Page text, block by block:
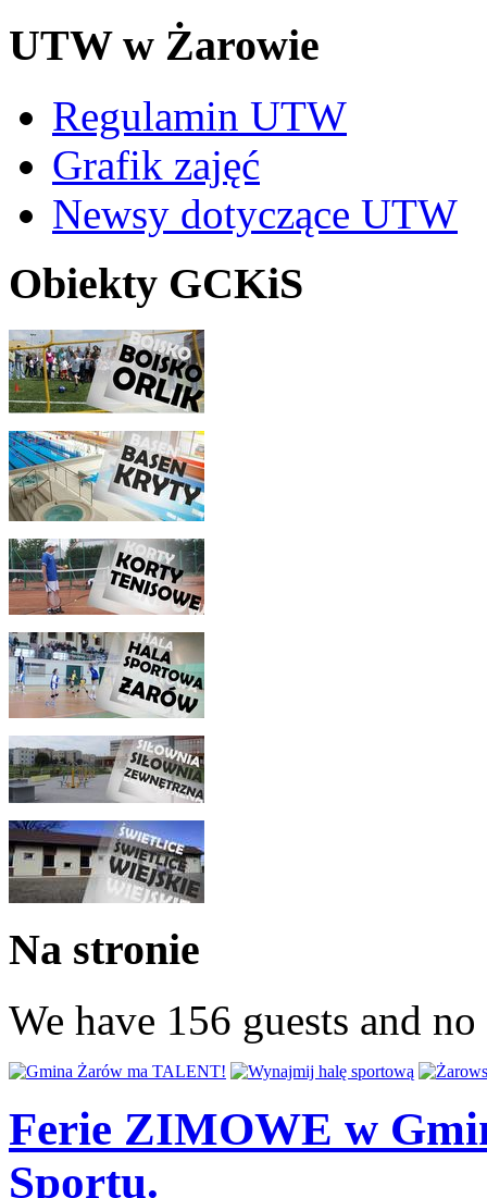
UTW w Żarowie
Regulamin UTW
Grafik zajęć
Newsy dotyczące UTW
Obiekty GCKiS
Na stronie
We have 156 guests and
Ferie ZIMOWE w
Sportu.